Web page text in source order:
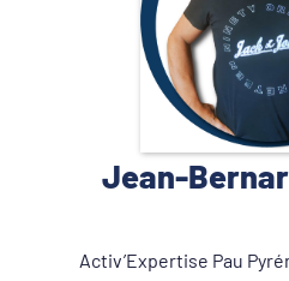
Jean-
Activ’Expertise Pau